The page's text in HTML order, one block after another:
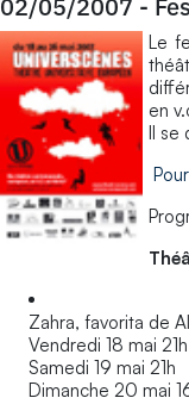
Le
en
Il se
Zahra, favorita de
Vendredi 18 mai 21h
Samedi 19 mai 21h
Dimanche 20 mai